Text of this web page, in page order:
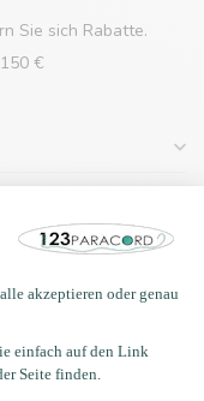
Sie sich Rabatte.
€